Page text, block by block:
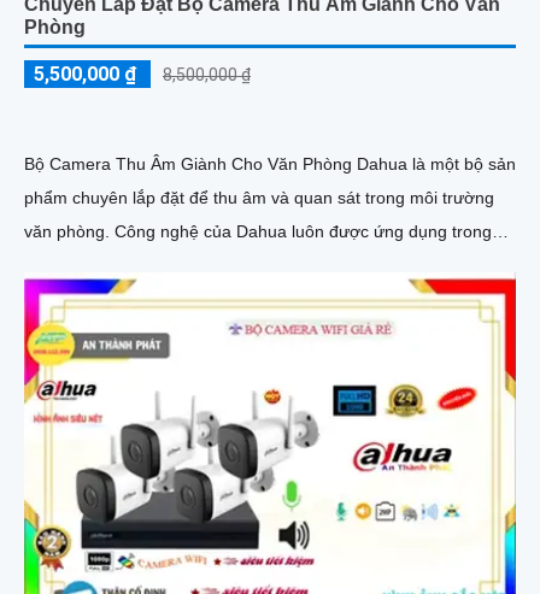
Chuyên Lắp Đặt Bộ Camera Thu Âm Giành Cho Văn
Phòng
5,500,000 ₫ 8,500,000 ₫
Bộ Camera Thu Âm Giành Cho Văn Phòng Dahua là một bộ sản
phẩm chuyên lắp đặt để thu âm và quan sát trong môi trường
văn phòng. Công nghệ của Dahua luôn được ứng dụng trong